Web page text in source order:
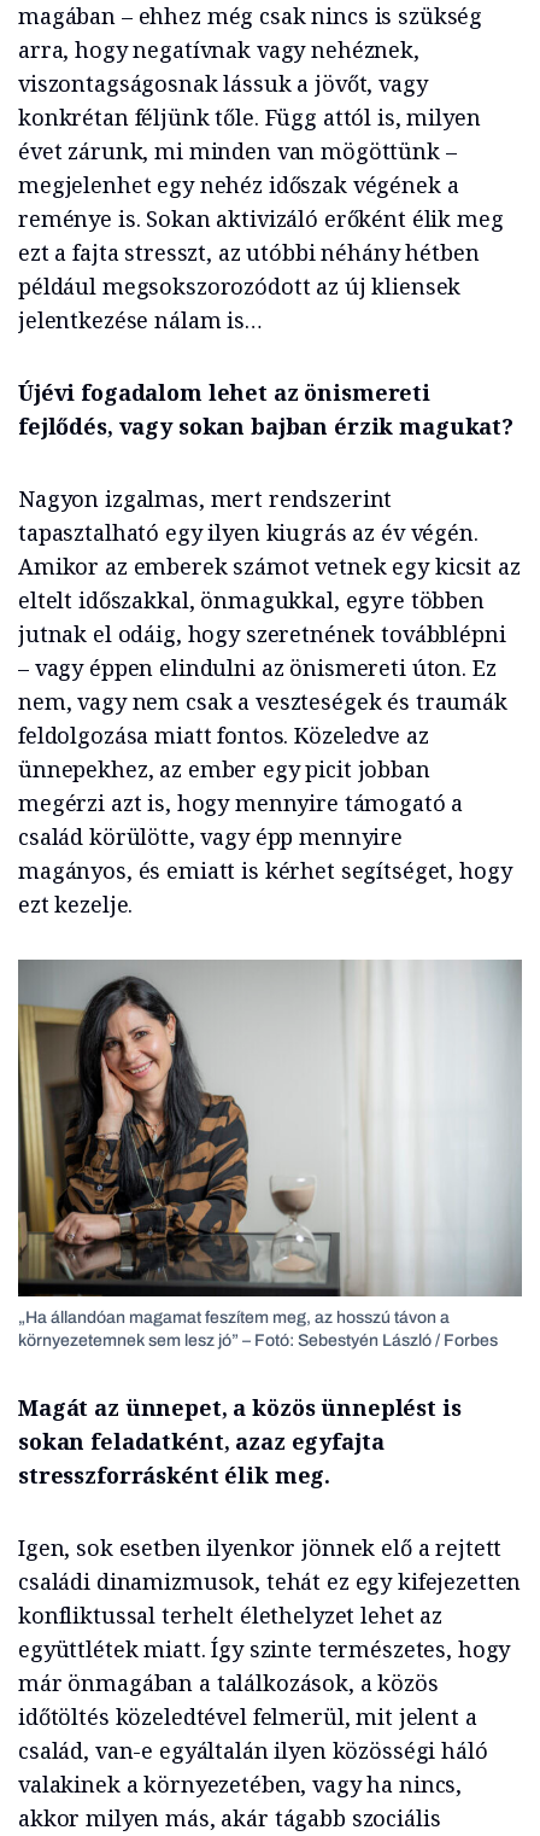
magában – ehhez még csak nincs is szükség
arra, hogy negatívnak vagy nehéznek,
viszontagságosnak lássuk a jövőt, vagy
konkrétan féljünk tőle. Függ attól is, milyen
évet zárunk, mi minden van mögöttünk –
megjelenhet egy nehéz időszak végének a
reménye is. Sokan aktivizáló erőként élik meg
ezt a fajta stresszt, az utóbbi néhány hétben
például megsokszorozódott az új kliensek
jelentkezése nálam is…
Újévi fogadalom lehet az önismereti
fejlődés, vagy sokan bajban érzik magukat?
Nagyon izgalmas, mert rendszerint
tapasztalható egy ilyen kiugrás az év végén.
Amikor az emberek számot vetnek egy kicsit az
eltelt időszakkal, önmagukkal, egyre többen
jutnak el odáig, hogy szeretnének továbblépni
– vagy éppen elindulni az önismereti úton. Ez
nem, vagy nem csak a veszteségek és traumák
feldolgozása miatt fontos. Közeledve az
ünnepekhez, az ember egy picit jobban
megérzi azt is, hogy mennyire támogató a
család körülötte, vagy épp mennyire
magányos, és emiatt is kérhet segítséget, hogy
ezt kezelje.
„Ha állandóan magamat feszítem meg, az hosszú távon a
környezetemnek sem lesz jó” – Fotó: Sebestyén László / Forbes
Magát az ünnepet, a közös ünneplést is
sokan feladatként, azaz egyfajta
stresszforrásként élik meg.
Igen, sok esetben ilyenkor jönnek elő a rejtett
családi dinamizmusok, tehát ez egy kifejezetten
konfliktussal terhelt élethelyzet lehet az
együttlétek miatt. Így szinte természetes, hogy
már önmagában a találkozások, a közös
időtöltés közeledtével felmerül, mit jelent a
család, van-e egyáltalán ilyen közösségi háló
valakinek a környezetében, vagy ha nincs,
akkor milyen más, akár tágabb szociális